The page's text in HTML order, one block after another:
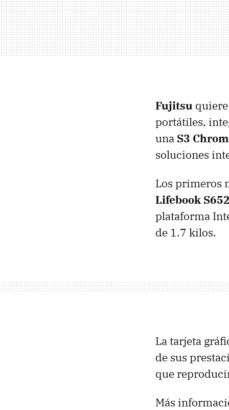
Fujitsu
portátiles,
una S3
soluciones
Los primeros
Lifebook
plataforma
de 1.7 kilos.
La tarjeta
de sus
que
Más